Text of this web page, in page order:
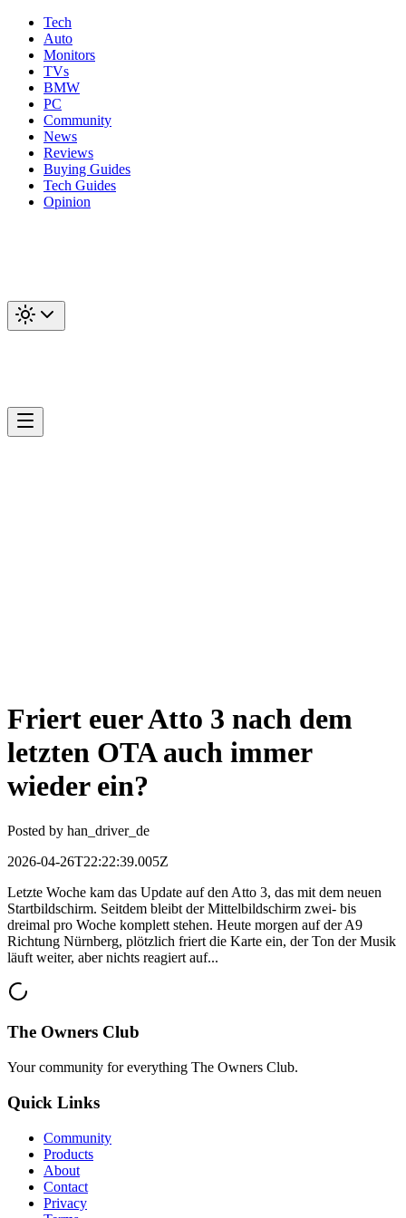
Tech
Auto
Monitors
TVs
BMW
PC
Community
News
Reviews
Buying Guides
Tech Guides
Opinion
Friert euer Atto 3 nach dem
letzten OTA auch immer
wieder ein?
Posted by han_driver_de
2026-04-26T22:22:39.005Z
Letzte Woche kam das Update auf den Atto 3, das mit dem neuen
Startbildschirm. Seitdem bleibt der Mittelbildschirm zwei- bis
dreimal pro Woche komplett stehen. Heute morgen auf der A9
Richtung Nürnberg, plötzlich friert die Karte ein, der Ton der Musik
läuft weiter, aber nichts reagiert auf...
The Owners Club
Your community for everything The Owners Club.
Quick Links
Community
Products
About
Contact
Privacy